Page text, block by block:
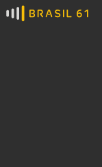
Ver todas as notícias